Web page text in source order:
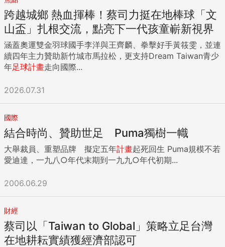
跨越城鄉 熱血揮棒！蔡司力挺在地棒球「文
山盃」扎根交流，點亮下一代孩童嶄新視界
涵蓋奧運雙金羽球國手李洋與王齊麟、拳擊好手黃筱雯，並連
續四年主力贊助新竹城市馬拉松，更支持Dream Taiwan青少
年足球計畫走向國際...
2026.07.31
國際
結合時尚、贊助世足 Puma獨樹一幟
大舉裁員、重塑品牌 擬定五年計畫起死回生 Puma規模不若
愛迪達，一九八○年代末期到一九九○年代初期...
2006.06.29
財經
蔡司以「Taiwan to Global」策略立足台灣
在地耕耘實績獲經濟部認可